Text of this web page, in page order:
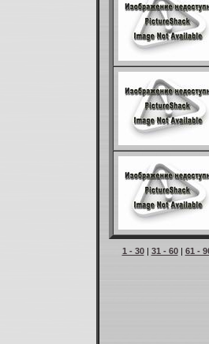
1 - 30| 31 - 60| 61 -